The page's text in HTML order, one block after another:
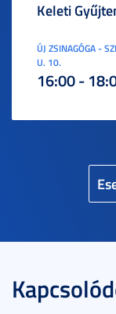
Keleti
ÚJ ZSINAGÓGA -
U. 10.
16:00 -